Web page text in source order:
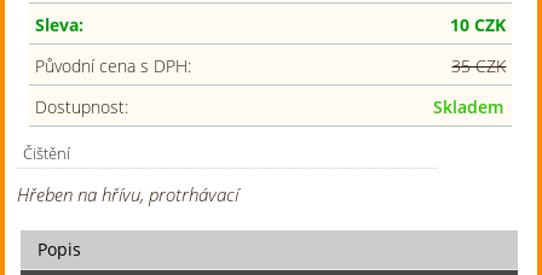
Sleva:
10 CZK
Původní cena s DPH:
35 CZK
Dostupnost:
Skladem
Čištění
Hřeben na hřívu, protrhávací
Popis